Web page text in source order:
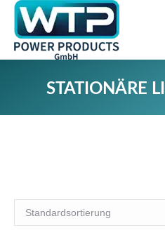
STATIONÄRE